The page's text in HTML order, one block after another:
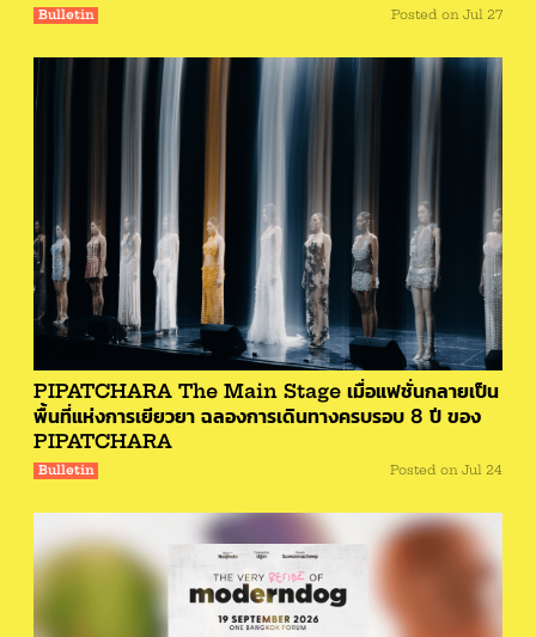
Bulletin Posted on Jul 27
PIPATCHARA The Main Stage เมื่อแฟชั่นกลายเป็น
พื้นที่แห่งการเยียวยา ฉลองการเดินทางครบรอบ 8 ปี ของ
PIPATCHARA
Bulletin Posted on Jul 24